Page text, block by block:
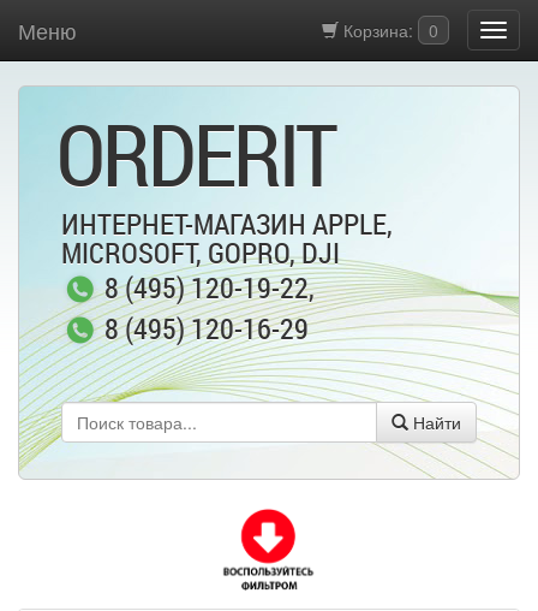
Корзина: 0
Меню
ORDERIT
ИНТЕРНЕТ-МАГАЗИН APPLE,
MICROSOFT, GOPRO, DJI
8 (495) 120-19-22,
8 (495) 120-16-29
Найти